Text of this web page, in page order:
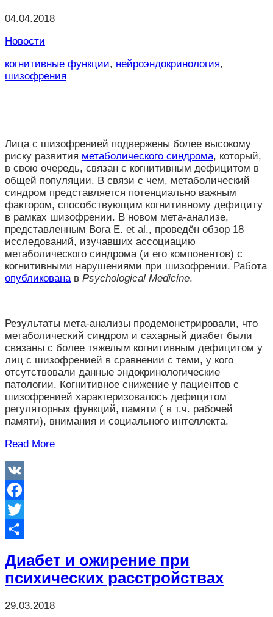
04.04.2018
Новости
когнитивные функции, нейроэндокринология,
шизофрения
Лица с шизофренией подвержены более высокому
риску развития метаболического синдрома, который,
в свою очередь, связан с когнитивным дефицитом в
общей популяции. В связи с чем, метаболический
синдром представляется потенциально важным
фактором, способствующим когнитивному дефициту
в рамках шизофрении. В новом мета-анализе,
представленным Bora E. et al., проведён обзор 18
исследований, изучавших ассоциацию
метаболического синдрома (и его компонентов) с
когнитивными нарушениями при шизофрении. Работа
опубликована в Psychological Medicine.
Результаты мета-анализы продемонстрировали, что
метаболический синдром и сахарный диабет были
связаны с более тяжелым когнитивным дефицитом у
лиц с шизофренией в сравнении с теми, у кого
отсутствовали данные эндокринологические
патологии. Когнитивное снижение у пациентов с
шизофренией характеризовалось дефицитом
регуляторных функций, памяти ( в т.ч. рабочей
памяти), внимания и социального интеллекта.
Read More
VK
Facebook
Twitter
Диабет и ожирение при
психических расстройствах
29.03.2018